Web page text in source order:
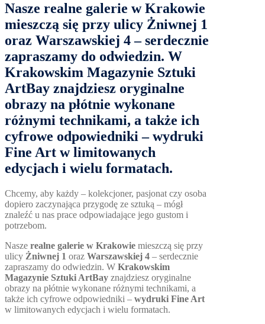
Nasze realne galerie w Krakowie
mieszczą się przy ulicy Żniwnej 1
oraz Warszawskiej 4– serdecznie
zapraszamy do odwiedzin. W
Krakowskim Magazynie Sztuki
ArtBay znajdziesz oryginalne
obrazy na płótnie wykonane
różnymi technikami, a także ich
cyfrowe odpowiedniki –wydruki
Fine Art w limitowanych
edycjach i wielu formatach.
Chcemy, aby każdy – kolekcjoner, pasjonat czy osoba
dopiero zaczynająca przygodę ze sztuką – mógł
znaleźć u nas prace odpowiadające jego gustom i
potrzebom.
Nasze realne galerie w Krakowie mieszczą się przy
ulicy Żniwnej 1 oraz Warszawskiej 4 – serdecznie
zapraszamy do odwiedzin. W Krakowskim
Magazynie Sztuki ArtBay znajdziesz oryginalne
obrazy na płótnie wykonane różnymi technikami, a
także ich cyfrowe odpowiedniki – wydruki Fine Art
w limitowanych edycjach i wielu formatach.